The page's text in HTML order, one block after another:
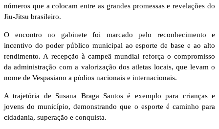
números que a colocam entre as grandes promessas e revelações do
Jiu-Jitsu brasileiro.
O encontro no gabinete foi marcado pelo reconhecimento e
incentivo do poder público municipal ao esporte de base e ao alto
rendimento. A recepção à campeã mundial reforça o compromisso
da administração com a valorização dos atletas locais, que levam o
nome de Vespasiano a pódios nacionais e internacionais.
A trajetória de Susana Braga Santos é exemplo para crianças e
jovens do município, demonstrando que o esporte é caminho para
cidadania, superação e conquista.